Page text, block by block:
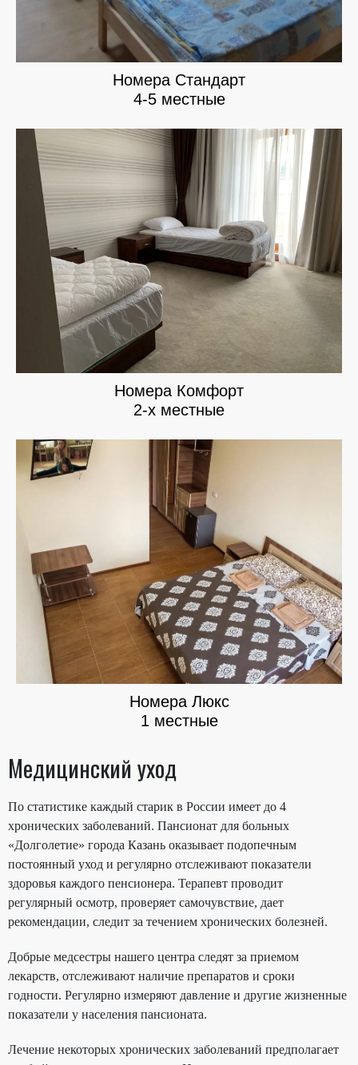
Номера Стандарт
4-5 местные
Номера Комфорт
2-х местные
Номера Люкс
1 местные
Медицинский уход
По статистике каждый старик в России имеет до 4
хронических заболеваний. Пансионат для больных
«Долголетие» города Казань оказывает подопечным
постоянный уход и регулярно отслеживают показатели
здоровья каждого пенсионера. Терапевт проводит
регулярный осмотр, проверяет самочувствие, дает
рекомендации, следит за течением хронических болезней.
Добрые медсестры нашего центра следят за приемом
лекарств, отслеживают наличие препаратов и сроки
годности. Регулярно измеряют давление и другие жизненные
показатели у населения пансионата.
Лечение некоторых хронических заболеваний предполагает